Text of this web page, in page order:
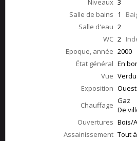
Niveaux 3
Salle de bains 1
Salle d'eau 2
WC 2
Epoque, année 2000
État général En
Vue
Exposition Ouest
Chauffage Gaz
De
Ouvertures Bois/
Assainissement Tout